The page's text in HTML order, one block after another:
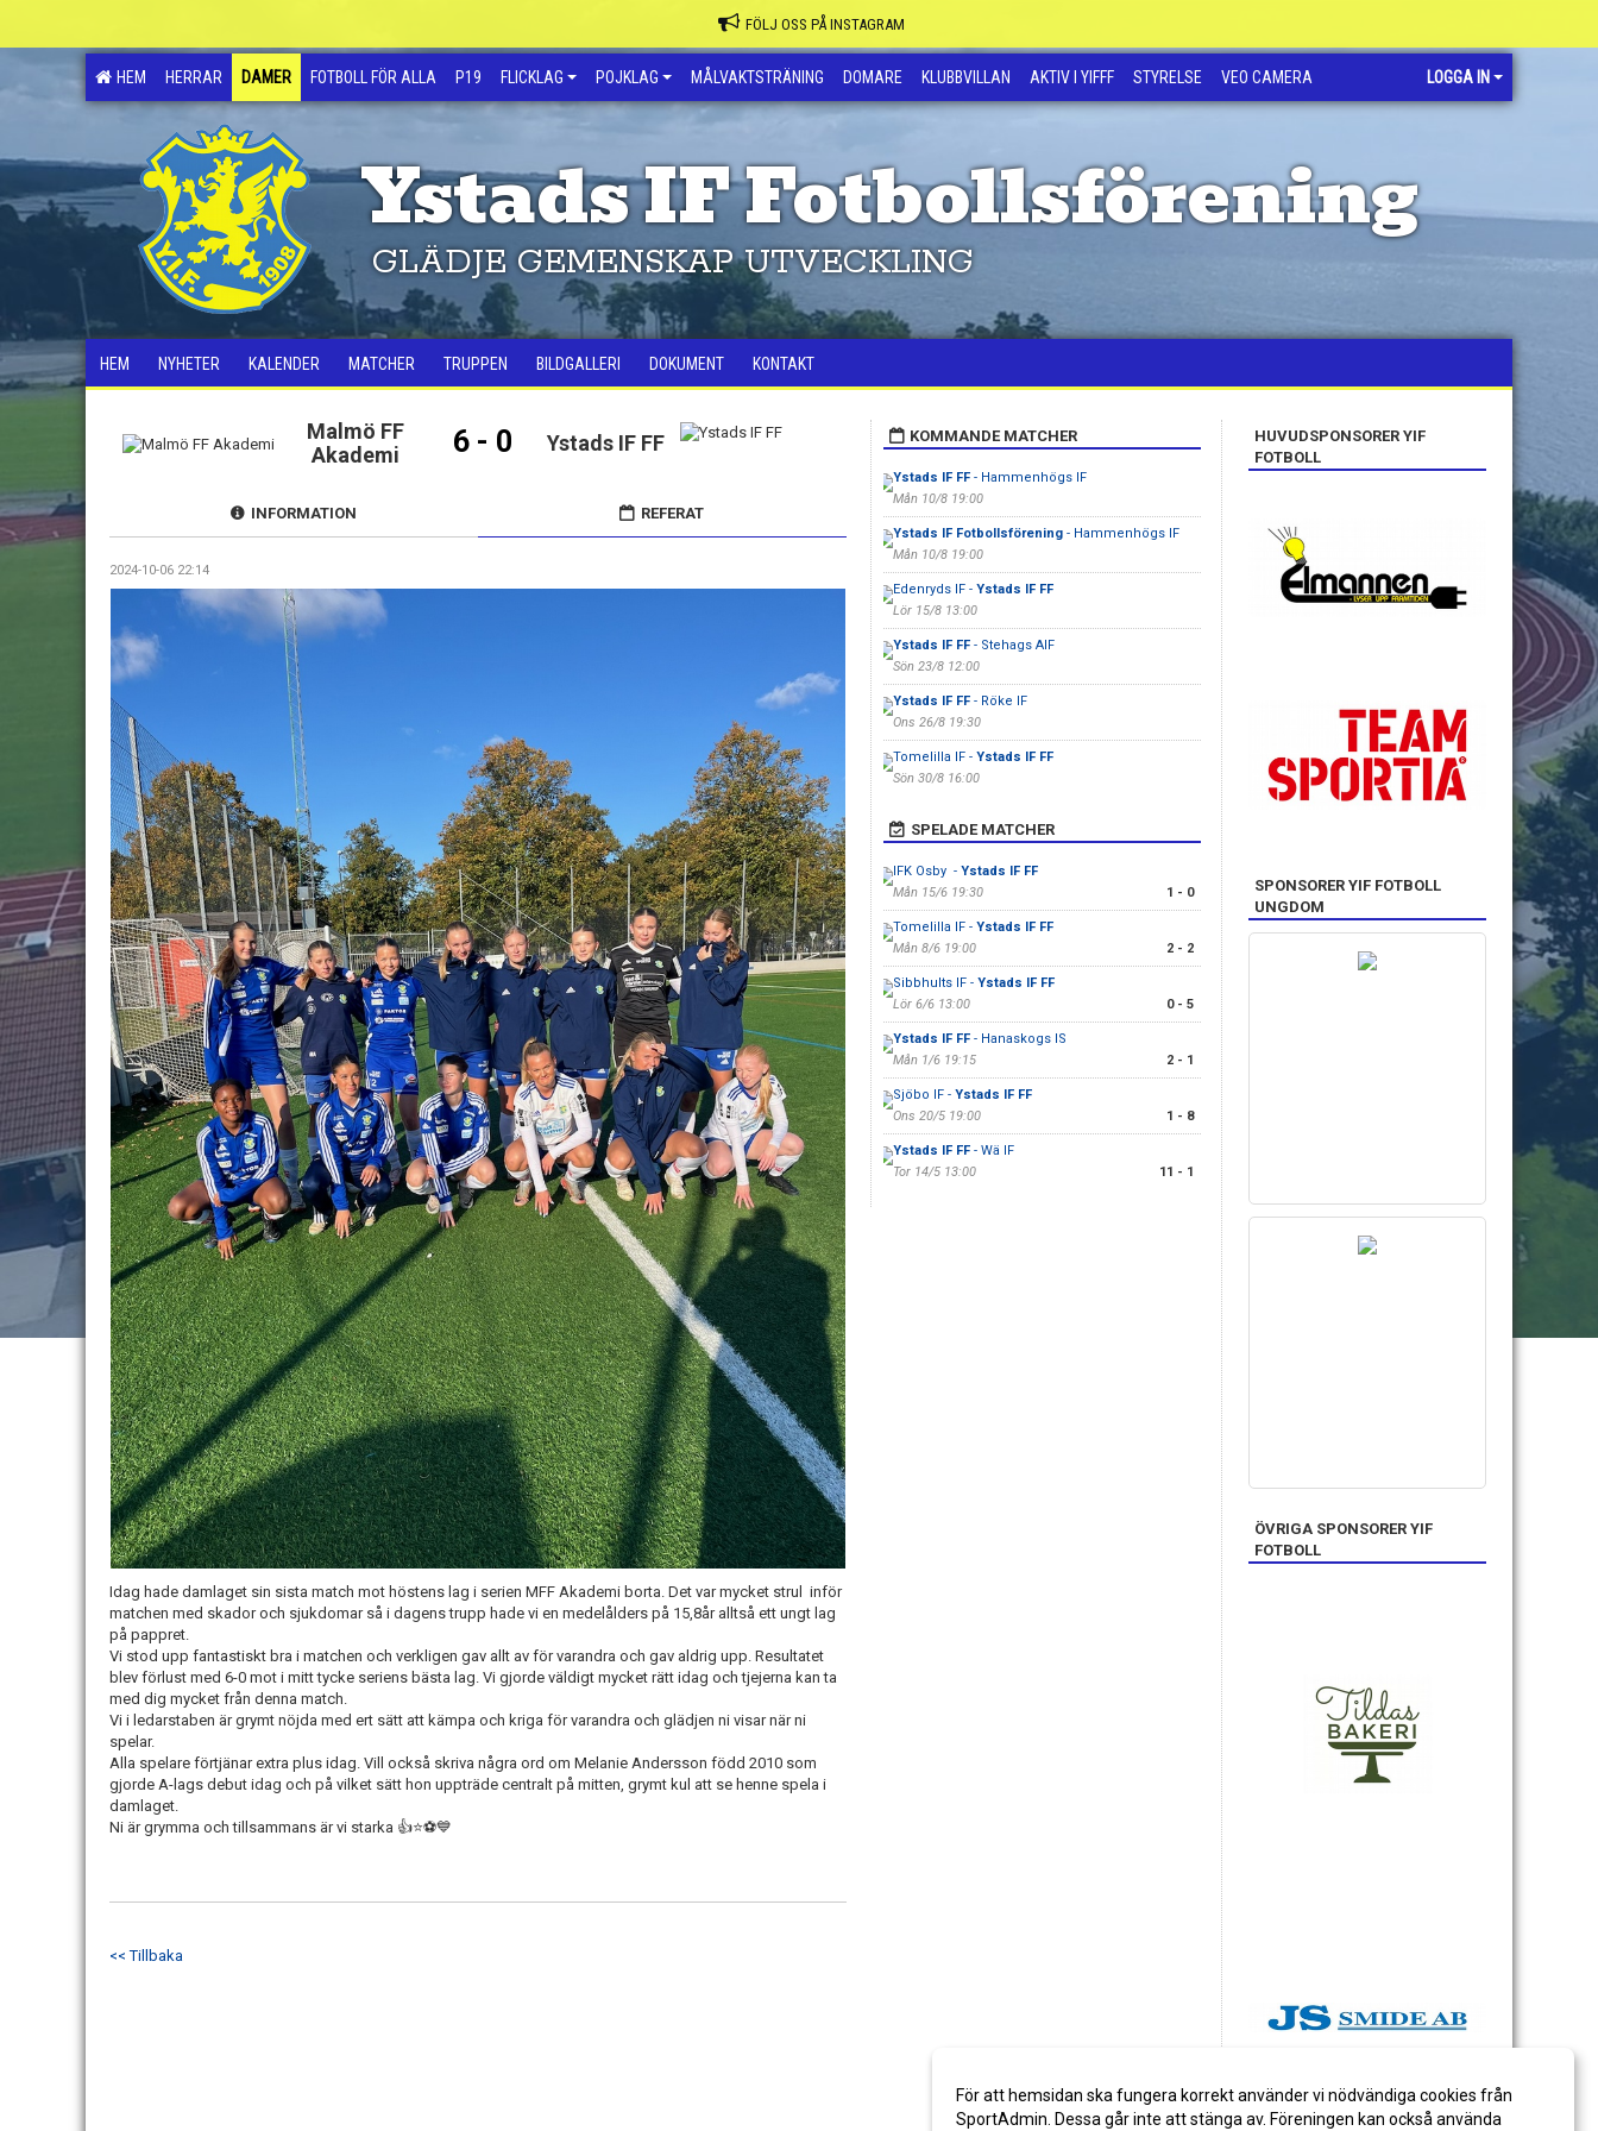
FÖLJ OSS PÅ INSTAGRAM
HEM HERRAR DAMER FOTBOLL FÖR ALLA P19 FLICKLAG POJKLAG MÅLVAKTSTRÄNING DOMARE KLUBBVILLAN AKTIV I YIFFF STYRELSE VEO CAMERA LOGGA IN
Ystads IF Fotbollsförening
GLÄDJE GEMENSKAP UTVECKLING
HEM NYHETER KALENDER MATCHER TRUPPEN BILDGALLERI DOKUMENT KONTAKT
Malmö FF
Akademi
6 - 0 Ystads IF FF
INFORMATION REFERAT
2024-10-06 22:14
Idag hade damlaget sin sista match mot höstens lag i serien MFF Akademi borta. Det var mycket strul inför
matchen med skador och sjukdomar så i dagens trupp hade vi en medelålders på 15,8år alltså ett ungt lag
på pappret.
Vi stod upp fantastiskt bra i matchen och verkligen gav allt av för varandra och gav aldrig upp. Resultatet
blev förlust med 6-0 mot i mitt tycke seriens bästa lag. Vi gjorde väldigt mycket rätt idag och tjejerna kan ta
med dig mycket från denna match.
Vi i ledarstaben är grymt nöjda med ert sätt att kämpa och kriga för varandra och glädjen ni visar när ni
spelar.
Alla spelare förtjänar extra plus idag. Vill också skriva några ord om Melanie Andersson född 2010 som
gjorde A-lags debut idag och på vilket sätt hon uppträde centralt på mitten, grymt kul att se henne spela i
damlaget.
Ni är grymma och tillsammans är vi starka 👍⭐️⚽️💙
<< Tillbaka
KOMMANDE MATCHER
Ystads IF FF- Hammenhögs IF
Mån 10/8 19:00
Ystads IF Fotbollsförening- Hammenhögs IF
Mån 10/8 19:00
Edenryds IF - Ystads IF FF
Lör 15/8 13:00
Ystads IF FF- Stehags AIF
Sön 23/8 12:00
Ystads IF FF- Röke IF
Ons 26/8 19:30
Tomelilla IF - Ystads IF FF
Sön 30/8 16:00
SPELADE MATCHER
IFK Osby - Ystads IF FF
Mån 15/6 19:30
1 - 0
Tomelilla IF - Ystads IF FF
Mån 8/6 19:00
2 - 2
Sibbhults IF - Ystads IF FF
Lör 6/6 13:00
0 - 5
Ystads IF FF- Hanaskogs IS
Mån 1/6 19:15
2 - 1
Sjöbo IF - Ystads IF FF
Ons 20/5 19:00
1 - 8
Ystads IF FF- Wä IF
Tor 14/5 13:00
11 - 1
HUVUDSPONSORER YIF
FOTBOLL
SPONSORER YIF FOTBOLL
UNGDOM
ÖVRIGA SPONSORER YIF
FOTBOLL
För att hemsidan ska fungera korrekt använder vi nödvändiga cookies från
SportAdmin. Dessa går inte att stänga av. Föreningen kan också använda